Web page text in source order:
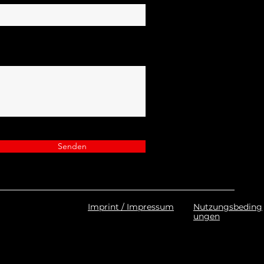
Senden
Imprint / Impressum
Nutzungsbeding
ungen